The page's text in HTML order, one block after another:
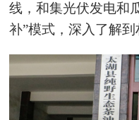
线，和集光伏发电和
补”模式，深入了解到